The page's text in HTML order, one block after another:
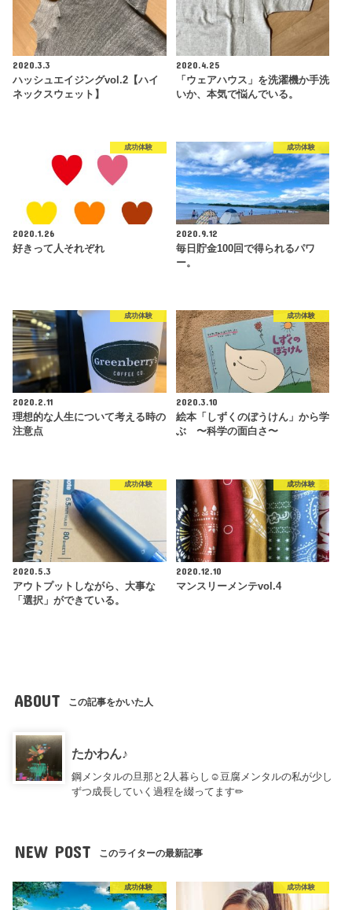
2020.3.3
ハッシュエイジングvol.2【ハイ
ネックスウェット】
2020.4.25
「ウェアハウス」を洗濯機か手洗
いか、本気で悩んでいる。
成功体験
2020.1.26
好きって人それぞれ
成功体験
2020.9.12
毎日貯金100回で得られるパワ
ー。
成功体験
2020.2.11
理想的な人生について考える時の
注意点
成功体験
2020.3.10
絵本「しずくのぼうけん」から学
ぶ 〜科学の面白さ〜
成功体験
2020.5.3
アウトプットしながら、大事な
「選択」ができている。
成功体験
2020.12.10
マンスリーメンテvol.4
ABOUT この記事をかいた人
たかわん♪
鋼メンタルの旦那と2人暮らし☺︎豆腐メンタルの私が少し
ずつ成長していく過程を綴ってます✏︎
NEW POST このライターの最新記事
成功体験 成功体験